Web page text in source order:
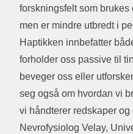
forskningsfelt som
men er mindre utbredt i
Haptikken innbefatter
forholder oss passive til
beveger oss eller
seg også om hvordan vi
vi håndterer redskaper
Nevrofysiolog Velay,